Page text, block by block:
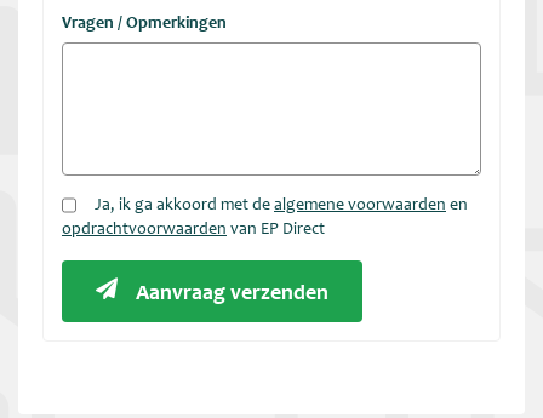
Vragen / Opmerkingen
Ja, ik ga akkoord met de algemene voorwaarden en
opdrachtvoorwaarden van EP Direct
Aanvraag verzenden